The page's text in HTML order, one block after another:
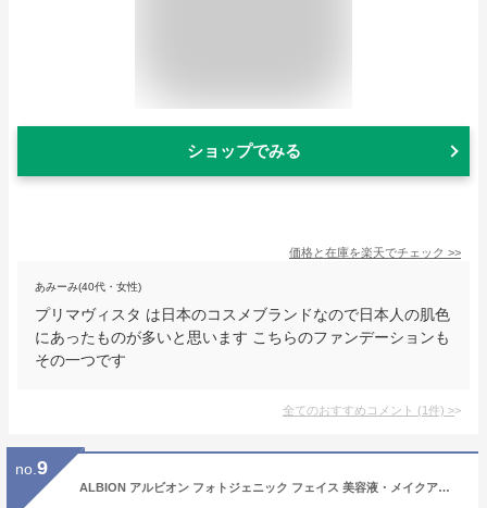
ショップでみる
価格と在庫を楽天でチェック >>
あみーみ(40代・女性)
プリマヴィスタ は日本のコスメブランドなので日本人の肌色
にあったものが多いと思います こちらのファンデーションも
その一つです
全てのおすすめコメント (1件) >
no. 9
ALBION アルビオン フォトジェニック フェイス 美容液・メイクアップベース・ファンデーション [4種類から選べる] 40g SPF20 PA++[ギフトラッピング対応]